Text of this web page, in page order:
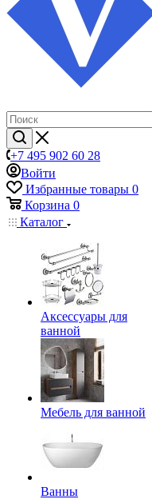
+7 495 902 60 28
Войти
Избранные товары 0
Корзина 0
Каталог
Аксессуары для
ванной
Мебель для ванной
Ванны